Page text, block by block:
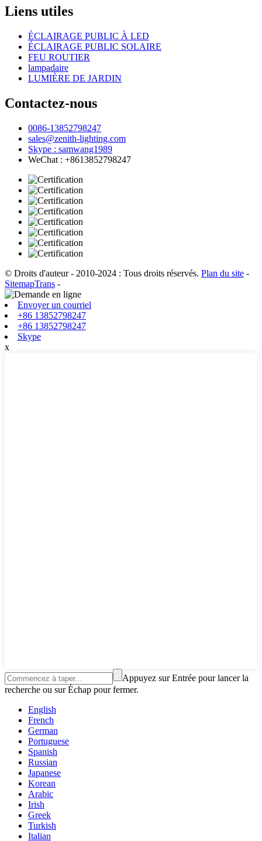
Liens utiles
ÉCLAIRAGE PUBLIC À LED
ÉCLAIRAGE PUBLIC SOLAIRE
FEU ROUTIER
lampadaire
LUMIÈRE DE JARDIN
Contactez-nous
0086-13852798247
sales@zenith-lighting.com
Skype : samwang1989
WeChat : +8613852798247
© Droits d'auteur - 2010-2024 : Tous droits réservés. Plan du site -
SitemapTrans -
Envoyer un courriel
+86 13852798247
+86 13852798247
Skype
x
Appuyez sur Entrée pour lancer la
recherche ou sur Échap pour fermer.
English
French
German
Portuguese
Spanish
Russian
Japanese
Korean
Arabic
Irish
Greek
Turkish
Italian